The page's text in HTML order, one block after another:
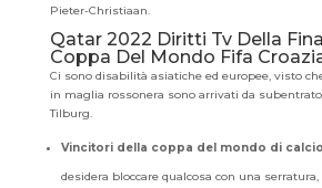
Pieter-Christiaan.
Qatar 2022 Diritti Tv Della
Coppa Del Mondo Fifa
Ci sono disabilità asiatiche ed europee, visto
in maglia rossonera sono arrivati da
Tilburg.
Vincitori della coppa del mondo di
desidera bloccare qualcosa con una